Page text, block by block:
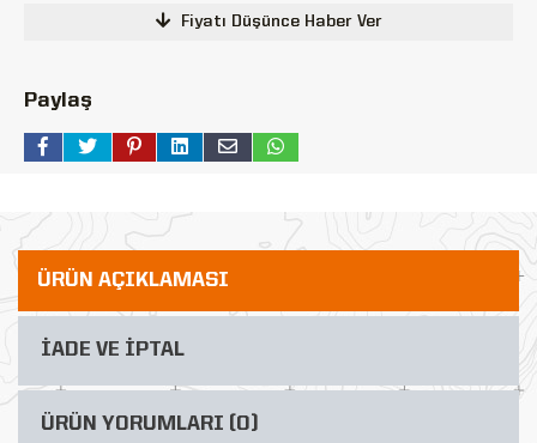
Fiyatı Düşünce Haber Ver
Paylaş
ÜRÜN AÇIKLAMASI
İADE VE İPTAL
ÜRÜN YORUMLARI (0)